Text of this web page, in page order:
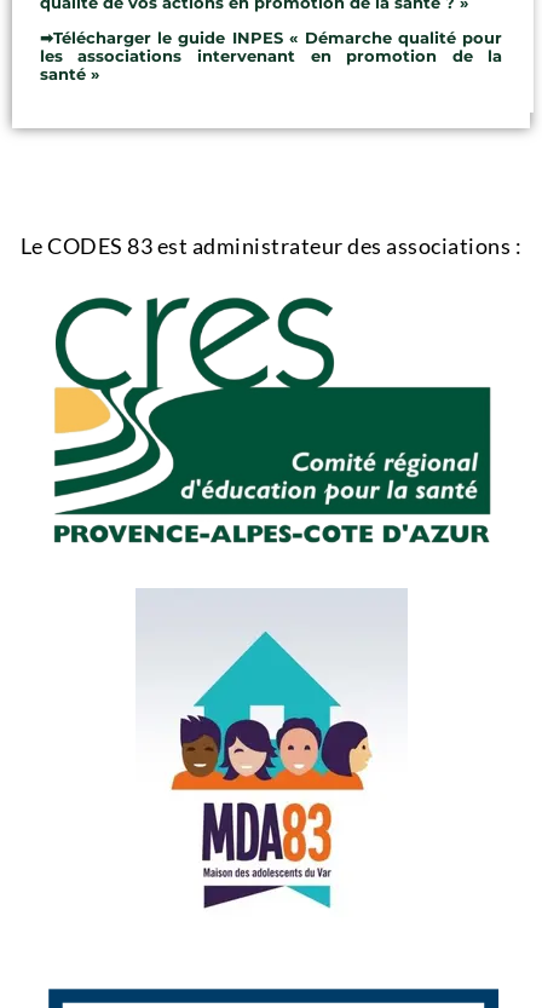
➡Télécharger le guide INPES « Démarche qualité pour
les associations intervenant en promotion de la
santé »
Le CODES 83 est administrateur des associations :